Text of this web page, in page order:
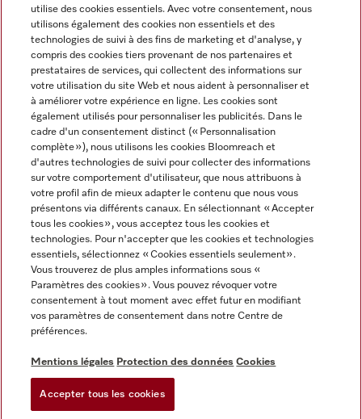
Langue
FRANCAIS
Informations légales
CGV
Conditions d’utilisation
Déclaration d'accessibilité
Digital Services Act
Miele sur Instagram
Miele sur Youtube
utilise des cookies essentiels. Avec votre consentement, nous
utilisons également des cookies non essentiels et des
technologies de suivi à des fins de marketing et d'analyse, y
compris des cookies tiers provenant de nos partenaires et
prestataires de services, qui collectent des informations sur
votre utilisation du site Web et nous aident à personnaliser et
à améliorer votre expérience en ligne. Les cookies sont
également utilisés pour personnaliser les publicités. Dans le
cadre d'un consentement distinct (« Personnalisation
complète »), nous utilisons les cookies Bloomreach et
d'autres technologies de suivi pour collecter des informations
sur votre comportement d'utilisateur, que nous attribuons à
votre profil afin de mieux adapter le contenu que nous vous
présentons via différents canaux. En sélectionnant « Accepter
tous les cookies », vous acceptez tous les cookies et
technologies. Pour n'accepter que les cookies et technologies
essentiels, sélectionnez « Cookies essentiels seulement».
Vous trouverez de plus amples informations sous «
Paramètres des cookies ». Vous pouvez révoquer votre
consentement à tout moment avec effet futur en modifiant
vos paramètres de consentement dans notre Centre de
préférences.
Mentions légales Protection des données Cookies
Accepter tous les cookies